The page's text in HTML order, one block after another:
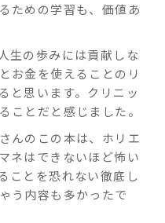
ための学習も、価値あ
生の歩みには貢献しな
お金を使えることのリ
と思います。クリニッ
ことだと感じました。
んのこの本は、ホリエ
ネはできないほど怖い
ことを恐れない徹底し
う内容も多かったで